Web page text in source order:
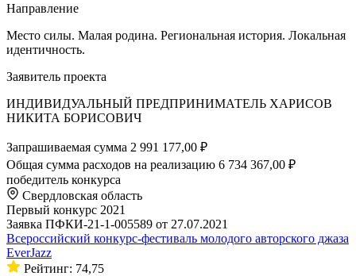
Направление
Место силы. Малая родина. Региональная история. Локальная
идентичность.
Заявитель проекта
ИНДИВИДУАЛЬНЫЙ ПРЕДПРИНИМАТЕЛЬ ХАРИСОВ
НИКИТА БОРИСОВИЧ
Запрашиваемая сумма 2 991 177,00 ₽
Общая сумма расходов на реализацию 6 734 367,00 ₽
победитель конкурса
Свердловская область
Первый конкурс 2021
Заявка ПФКИ-21-1-005589 от 27.07.2021
Всероссийский конкурс-фестиваль молодого авторского джаза
EverJazz
Рейтинг: 74,75